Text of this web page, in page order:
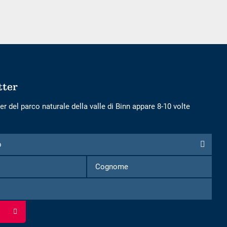
del parco naturale della valle di Binn appare 8-10 volte
Nome
Cognome